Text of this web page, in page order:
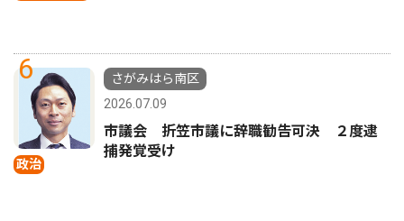
6
政治
さがみはら南区
2026.07.09
市議会 折笠市議に辞職勧告可決 ２度逮
捕発覚受け